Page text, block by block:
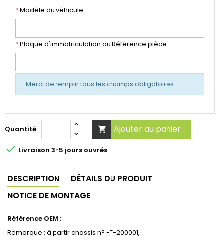
*Modèle du véhicule
*Plaque d'immatriculation ou Référence pièce
Merci de remplir tous les champs obligatoires
Quantité  Ajouter au panier
 Livraison 3-5 jours ouvrés
DESCRIPTION
DÉTAILS DU PRODUIT
NOTICE DE MONTAGE
Référence OEM :
Remarque : à partir chassis n° -T-200001,